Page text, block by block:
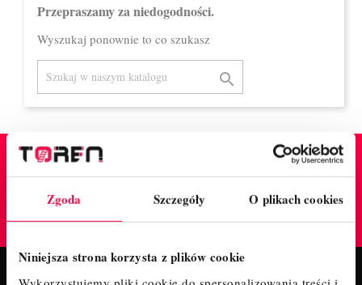
Zgoda Szczegóły O plikach cookies
Niniejsza strona korzysta z plików cookie
Przepraszamy za niedogodności.
Wyszukaj ponownie to co szukasz

TrustMate
GWARANTUJE BEZPIECZNE ZAKUPY W TYM